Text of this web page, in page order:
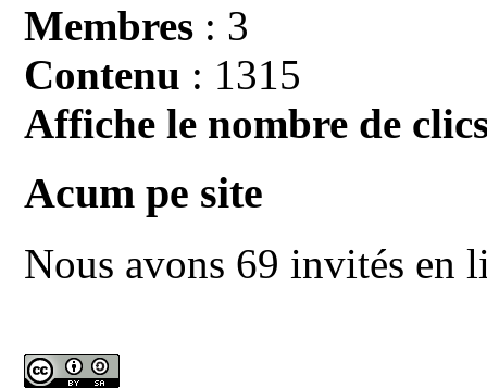
Membres : 3
Contenu : 1315
Affiche le nombre de
Acum pe site
Nous avons 69 invités en